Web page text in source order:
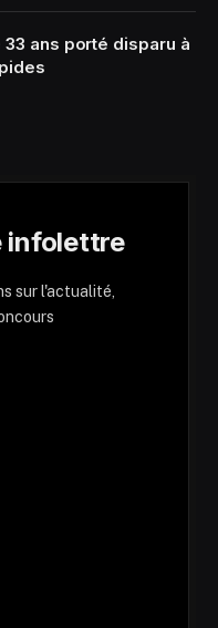
33 ans porté disparu à
infolettre
sur l'actualité,